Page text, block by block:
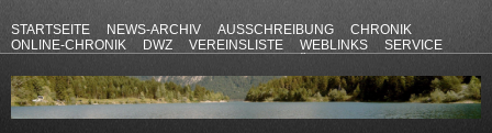
STARTSEITE NEWS-ARCHIV AUSSCHREIBUNG
CHRONIK
ONLINE-CHRONIK
DWZ VEREINSLISTE WEBLINKS
SERVICE